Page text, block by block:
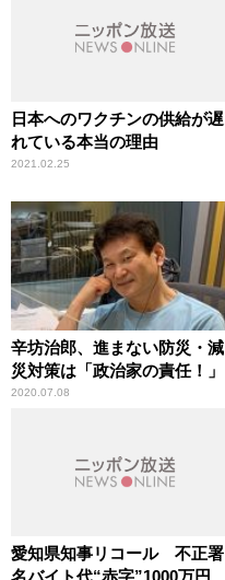
日本へのワクチンの供給が遅
れている本当の理由
2021.02.25
辛坊治郎、進まない防災・減
災対策は「政治家の責任！」
2020.07.08
愛知県知事リコール 不正署